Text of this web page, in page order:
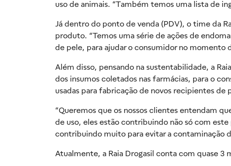
uso de animais. “Também temos uma lista de
Já dentro do ponto de venda (PDV), o time da
produto. “Temos uma série de ações de
de pele, para ajudar o consumidor no momento
Além disso, pensando na sustentabilidade, a
dos insumos coletados nas farmácias, para o
usadas para fabricação de novos recipientes
“Queremos que os nossos clientes entendam
de uso, eles estão contribuindo não só com
contribuindo muito para evitar a contaminação
Atualmente, a Raia Drogasil conta com quase 3